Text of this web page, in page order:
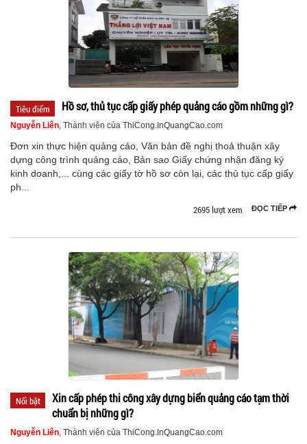
Tiêu điểm Hồ sơ, thủ tục cấp giấy phép quảng cáo gồm những gì?
Nguyễn Liên, Thành viên của ThiCong.InQuangCao.com
Đơn xin thực hiện quảng cáo, Văn bản đề nghị thoả thuận xây
dựng công trình quảng cáo, Bản sao Giấy chứng nhận đăng ký
kinh doanh,... cùng các giấy tờ hồ sơ còn lại, các thủ tục cấp giấy
ph...
ĐỌC TIẾP
2695 lượt xem
Nổi bật
Xin cấp phép thi công xây dựng biển quảng cáo tạm thời
chuẩn bị những gì?
Nguyễn Liên, Thành viên của ThiCong.InQuangCao.com